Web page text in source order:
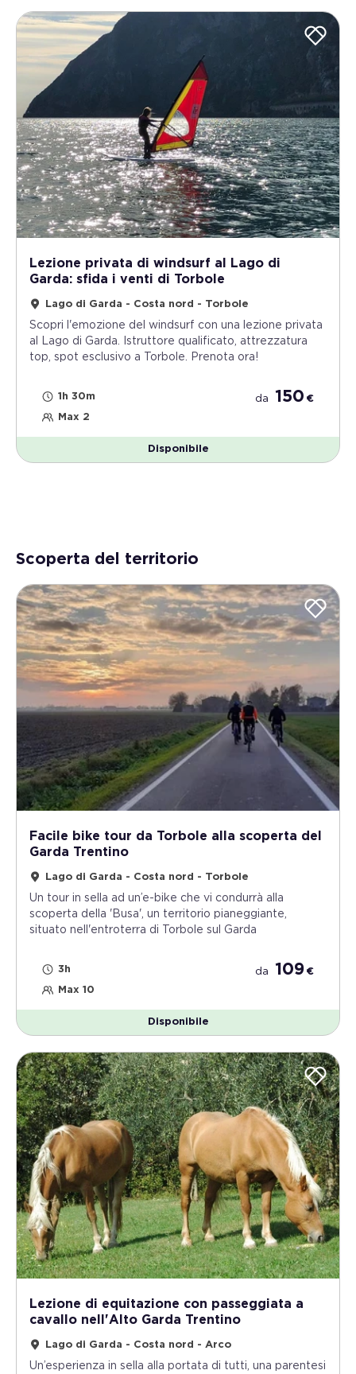
Lezione privata di windsurf al Lago di
Garda: sfida i venti di Torbole
Lago di Garda - Costa nord - Torbole
Scopri l'emozione del windsurf con una lezione privata
al Lago di Garda. Istruttore qualificato, attrezzatura
top, spot esclusivo a Torbole. Prenota ora!
1h 30m
Max 2
da 150 €
Disponibile
Scoperta del territorio
Facile bike tour da Torbole alla scoperta del
Garda Trentino
Lago di Garda - Costa nord - Torbole
Un tour in sella ad un’e-bike che vi condurrà alla
scoperta della 'Busa', un territorio pianeggiante,
situato nell'entroterra di Torbole sul Garda
3h
Max 10
da 109 €
Disponibile
Lezione di equitazione con passeggiata a
cavallo nell'Alto Garda Trentino
Lago di Garda - Costa nord - Arco
Un’esperienza in sella alla portata di tutti, una parentesi